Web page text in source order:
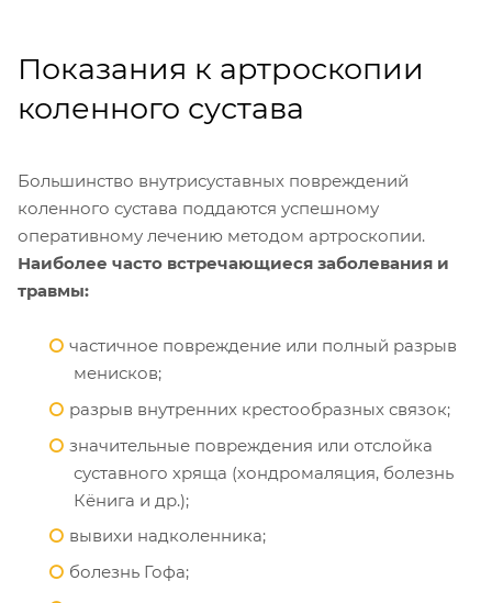
Показания к артроскопии
коленного сустава
Большинство внутрисуставных повреждений
коленного сустава поддаются успешному
оперативному лечению методом артроскопии.
Наиболее часто встречающиеся заболевания и
травмы:
частичное повреждение или полный разрыв
менисков;
разрыв внутренних крестообразных связок;
значительные повреждения или отслойка
суставного хряща (хондромаляция, болезнь
Кёнига и др.);
вывихи надколенника;
болезнь Гофа;